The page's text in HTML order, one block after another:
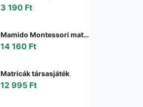
3 190 Ft
Mamido Montessori matematikai doboz gyerekeknek
14 160 Ft
Matricák társasjáték
12 995 Ft